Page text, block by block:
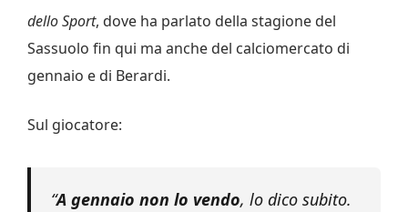
delloSport, dove ha parlato della stagione del
Sassuolo fin qui ma anche del calciomercato di
gennaio e di Berardi.
Sul giocatore:
“A gennaio non lo vendo, lo dico subito.